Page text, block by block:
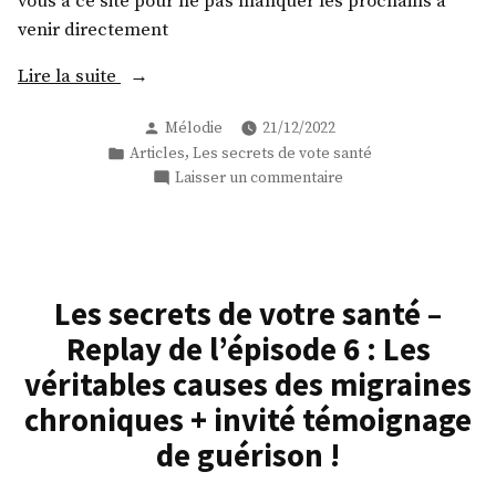
témoignage
guérison ! »
venir directement
Lire la suite
« Les
votre
santé
l’épisode
7
:
Les
véritables
causes
Publié
par
Mélodie
21/12/2022
Publié
dans
Articles, Les secrets de vote santé
Laisser un commentaire
–
Replay
l’épisode
7
Les secrets de votre santé –
Replay de l’épisode 6 : Les
véritables causes des migraines
chroniques + invité témoignage
de guérison !